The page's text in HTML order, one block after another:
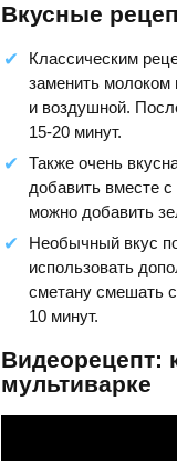
Вкусные
Классическим
заменить молоком
и воздушной.
15-20 минут.
Также очень
добавить вместе
можно добавить
Необычный вкус
использовать
сметану смешать
10 минут.
Видеорецепт:
мультиварке